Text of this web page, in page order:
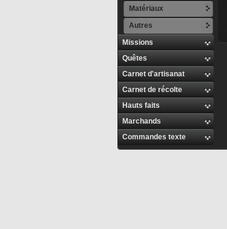
Matériaux
Autres
Missions
Quêtes
Carnet d'artisanat
Carnet de récolte
Hauts faits
Marchands
Commandes texte